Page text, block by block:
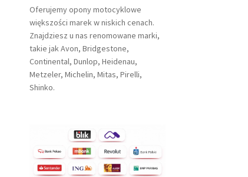
Oferujemy opony motocyklowe
większości marek w niskich cenach.
Znajdziesz u nas renomowane marki,
takie jak Avon, Bridgestone,
Continental, Dunlop, Heidenau,
Metzeler, Michelin, Mitas, Pirelli,
Shinko.